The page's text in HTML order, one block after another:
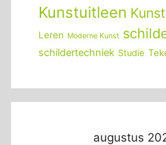
Kunstuitleen
Leren Moderne Kunst
schildertechniek Studie
augustus